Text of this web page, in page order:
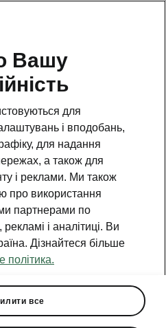
Вашу
для
і вподобань,
для надання
а також для
і реклами. Ми також
про використання
партнерами по
і аналітиці. Ви
Дізнайтеся більше
політика.
все